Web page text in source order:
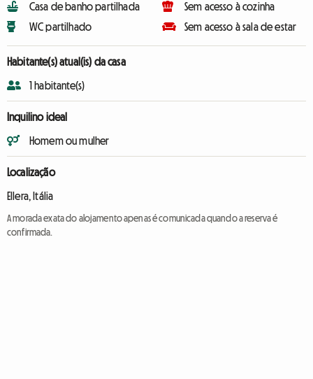
Casa de banho partilhada
WC partilhado
Sem acesso à cozinha
Sem acesso à sala de estar
Habitante(s) atual(is) da casa
1 habitante(s)
Inquilino ideal
Homem ou mulher
Localização
Ellera, Itália
A morada exata do alojamento apenas é comunicada quando a reserva é
confirmada.